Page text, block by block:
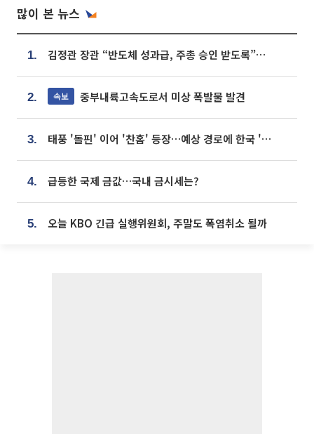
많이 본 뉴스
1. 김정관 장관 “반도체 성과급, 주총 승인 받도록”…상법·자본시장법 개정 시사
2. 속보 중부내륙고속도로서 미상 폭발물 발견
3. 태풍 '돌핀' 이어 '찬홈' 등장…예상 경로에 한국 '한숨'
4. 급등한 국제 금값…국내 금시세는?
5. 오늘 KBO 긴급 실행위원회, 주말도 폭염취소 될까